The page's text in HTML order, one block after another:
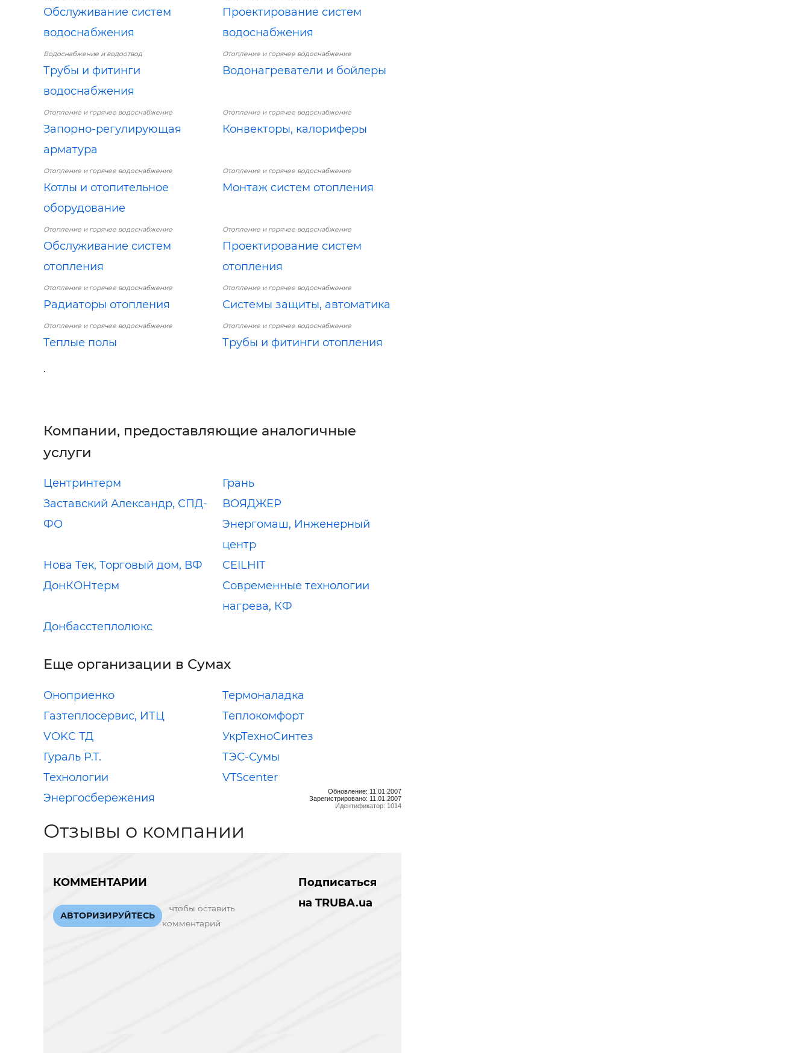
Обслуживание систем
водоснабжения
Проектирование систем
водоснабжения
Водоснабжение и водоотвод
Трубы и фитинги
водоснабжения
Отопление и горячее водоснабжение
Водонагреватели и бойлеры
Отопление и горячее водоснабжение
Запорно-регулирующая
арматура
Отопление и горячее водоснабжение
Конвекторы, калориферы
Отопление и горячее водоснабжение
Котлы и отопительное
оборудование
Отопление и горячее водоснабжение
Монтаж систем отопления
Отопление и горячее водоснабжение
Обслуживание систем
отопления
Отопление и горячее водоснабжение
Проектирование систем
отопления
Отопление и горячее водоснабжение
Радиаторы отопления
Отопление и горячее водоснабжение
Системы защиты, автоматика
Отопление и горячее водоснабжение
Теплые полы
Отопление и горячее водоснабжение
Трубы и фитинги отопления
.
Компании, предоставляющие аналогичные
услуги
Центринтерм
Грань
Заставский Александр, СПД-
ФО
ВОЯДЖЕР
Энергомаш, Инженерный
центр
Нова Тек, Торговый дом, ВФ
CEILHIT
ДонКОНтерм
Современные технологии
нагрева, КФ
Донбасстеплолюкс
Еще организации в Сумах
Оноприенко
Термоналадка
Газтеплосервис, ИТЦ
Теплокомфорт
VOKC ТД
УкрТехноСинтез
Гураль Р.Т.
ТЭС-Сумы
Технологии
Энергосбережения
VTScenter
Обновление: 11.01.2007
Зарегистрировано: 11.01.2007
Идентификатор: 1014
Отзывы о компании
КОММЕНТАРИИ
АВТОРИЗИРУЙТЕСЬ
чтобы оставить
комментарий
Подписаться
на TRUBA.ua